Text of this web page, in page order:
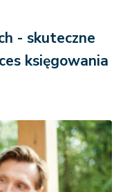
- skuteczne
księgowania